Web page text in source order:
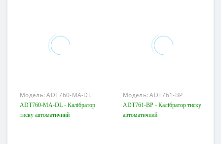
Модель:ADT760-MA-DL
ADT760-MA-DL - Калібратор
тиску автоматичний
Модель:ADT761-BP
ADT761-BP - Калібратор тиску
автоматичний